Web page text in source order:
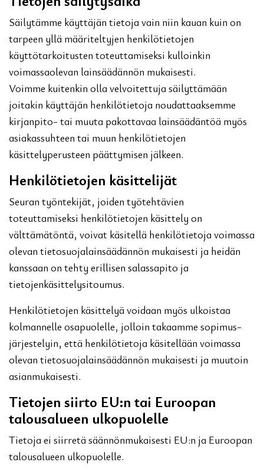
Säilytämme käyttäjän tietoja vain niin kauan kuin on
tarpeen yllä määriteltyjen henkilötietojen
käyttötarkoitusten toteuttamiseksi kulloinkin
voimassaolevan lainsäädännön mukaisesti.
Voimme kuitenkin olla velvoitettuja säilyttämään
joitakin käyttäjän henkilötietoja noudattaaksemme
kirjanpito- tai muuta pakottavaa lainsäädäntöä myös
asiakassuhteen tai muun henkilötietojen
käsittelyperusteen päättymisen jälkeen.
Henkilötietojen käsittelijät
Seuran työntekijät, joiden työtehtävien
toteuttamiseksi henkilötietojen käsittely on
välttämätöntä, voivat käsitellä henkilötietoja voimassa
olevan tietosuojalainsäädännön mukaisesti ja heidän
kanssaan on tehty erillisen salassapito ja
tietojenkäsittelysitoumus.
Henkilötietojen käsittelyä voidaan myös ulkoistaa
kolmannelle osapuolelle, jolloin takaamme sopimus-
järjestelyin, että henkilötietoja käsitellään voimassa
olevan tietosuojalainsäädännön mukaisesti ja muutoin
asianmukaisesti.
Tietojen siirto EU:n tai Euroopan
talousalueen ulkopuolelle
Tietoja ei siirretä säännönmukaisesti EU:n ja Euroopan
talousalueen ulkopuolelle.